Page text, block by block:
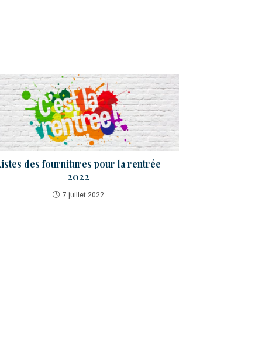
des fournitures pour la rentrée
2022
7 juillet 2022